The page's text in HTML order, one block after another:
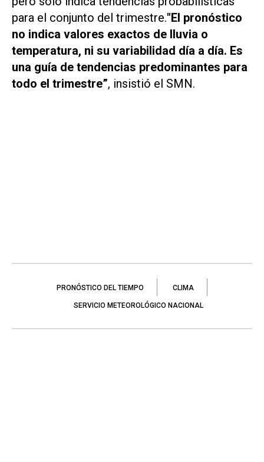
para el conjunto del trimestre."El pronóstico
no indica valores exactos de lluvia o
temperatura, ni su variabilidad día a día. Es
una guía de tendencias predominantes para
todo el trimestre”, insistió el SMN.
PRONÓSTICO DEL TIEMPO CLIMA
SERVICIO METEOROLÓGICO NACIONAL